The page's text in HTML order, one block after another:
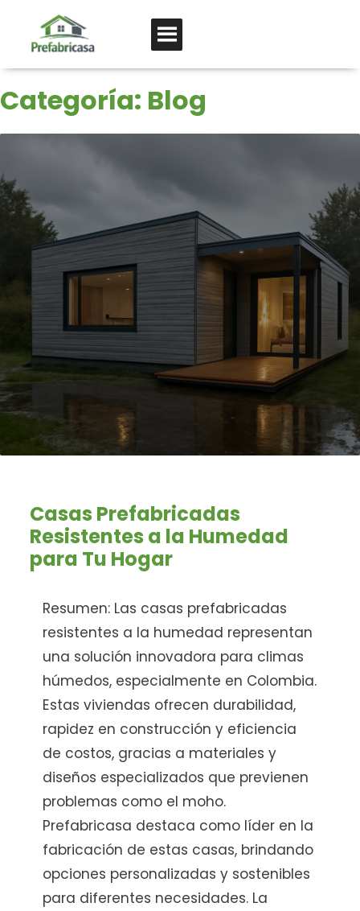
Categoría: Blog
Casas Prefabricadas
Resistentes a la Humedad
para Tu Hogar
Resumen: Las casas prefabricadas
resistentes a la humedad representan
una solución innovadora para climas
húmedos, especialmente en Colombia.
Estas viviendas ofrecen durabilidad,
rapidez en construcción y eficiencia
de costos, gracias a materiales y
diseños especializados que previenen
problemas como el moho.
Prefabricasa destaca como líder en la
fabricación de estas casas, brindando
opciones personalizadas y sostenibles
para diferentes necesidades. La